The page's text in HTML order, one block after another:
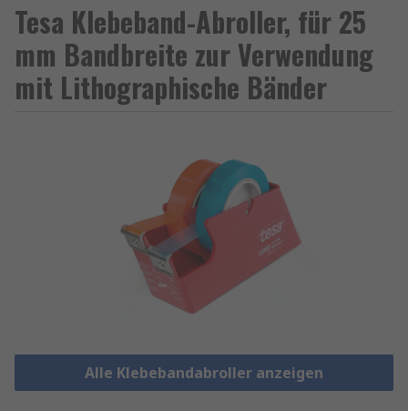
Tesa Klebeband-Abroller, für 25
mm Bandbreite zur Verwendung
mit Lithographische Bänder
Alle Klebebandabroller anzeigen